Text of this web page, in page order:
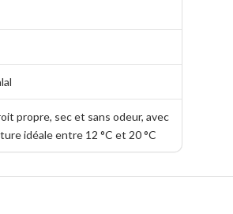
propre, sec et sans odeur, avec
idéale entre 12 °C et 20 °C